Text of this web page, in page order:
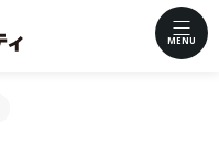
MENU